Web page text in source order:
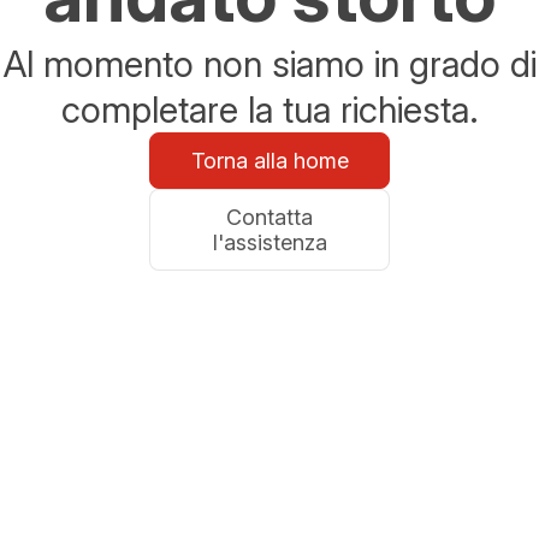
Al momento non siamo in grado di
completare la tua richiesta.
Torna alla home
Contatta
l'assistenza